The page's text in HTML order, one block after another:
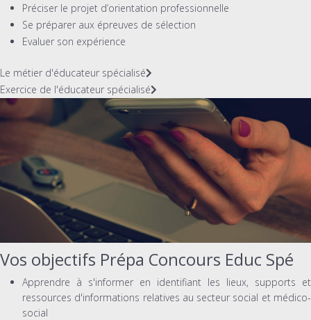
Préciser le projet d’orientation professionnelle
Se préparer aux épreuves de sélection
Evaluer son expérience
Le métier d'éducateur spécialisé
Exercice de l'éducateur spécialisé
Vos objectifs Prépa Concours Educ Spé
Apprendre à s'informer en identifiant les lieux, supports et
ressources d'informations relatives au secteur social et médico-
social